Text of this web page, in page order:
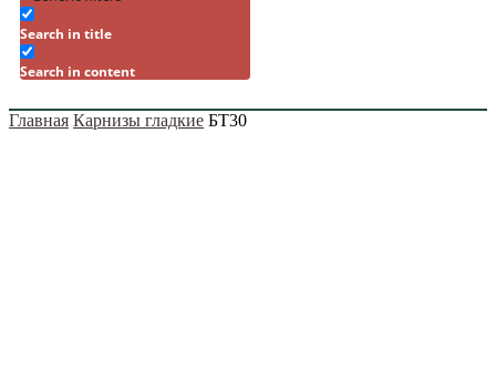
Search in title
Search in content
Главная Карнизы гладкие БТ30